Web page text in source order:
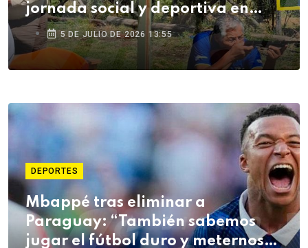
jornada social y deportiva en
Arequipa
5 DE JULIO DE 2026 13:55
DEPORTES
Mbappé tras eliminar a
Paraguay: “También sabemos
jugar el fútbol duro y meternos